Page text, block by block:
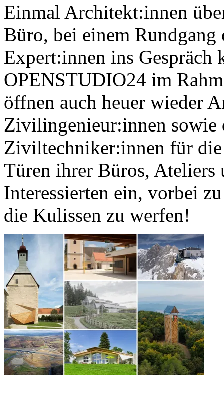
Einmal Architekt:innen
Büro, bei einem
Expert:innen ins Gespräch
OPENSTUDIO24 im
öffnen auch heuer wieder
Zivilingenieur:innen sowie
Ziviltechniker:innen für
Türen ihrer Büros, Ateliers
Interessierten ein, vorbei
die Kulissen zu werfen!